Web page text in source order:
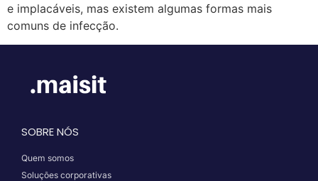
e implacáveis, mas existem algumas formas mais
comuns de infecção.
SOBRE NÓS
Quem somos
Soluções corporativas